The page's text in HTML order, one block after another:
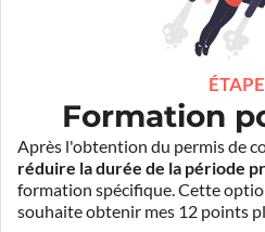
Formation
Après l'obtention du permis de
réduire la durée de la période
formation spécifique. Cette
souhaite obtenir mes 12 points